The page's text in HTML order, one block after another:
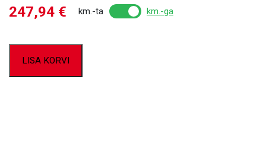
247,94 € km.-ta km.-ga
LISA KORVI